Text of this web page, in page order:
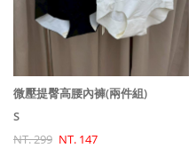
微壓提臀高腰內褲(兩件組)
S
NT. 299 NT. 147